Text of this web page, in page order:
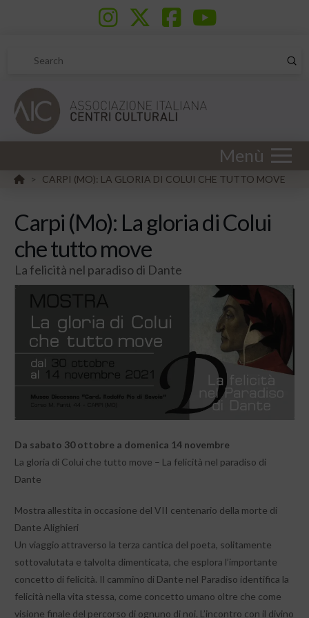
Search
Menù
HOME
> CARPI (MO): LA GLORIA DI COLUI CHE TUTTO MOVE
Carpi (Mo): La gloria di Colui
che tutto move
La felicità nel paradiso di Dante
Da sabato 30 ottobre a domenica 14 novembre
La gloria di Colui che tutto move – La felicità nel paradiso di
Dante
Mostra allestita in occasione del VII centenario della morte di
Dante Alighieri
Un viaggio attraverso la terza cantica del poeta, solitamente
sottovalutata e talvolta dimenticata, che esplora l’importante
concetto di felicità. Il cammino di Dante nel Paradiso identifica la
felicità nella vita stessa, come concetto umano oltre che come
visione finale del percorso di ognuno di noi. L’incontro con il divino